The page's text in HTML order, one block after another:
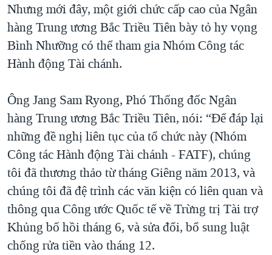
QUAN HỆ VIỆT MỸ
Nhưng mới đây, một giới chức cấp cao của Ngân
hàng Trung ương Bắc Triều Tiên bày tỏ hy vọng
Bình Nhưỡng có thể tham gia Nhóm Công tác
Hành động Tài chánh.
Ông Jang Sam Ryong, Phó Thống đốc Ngân
hàng Trung ương Bắc Triều Tiên, nói: “Để đáp lại
những đề nghị liên tục của tổ chức này (Nhóm
Công tác Hành động Tài chánh - FATF), chúng
tôi đã thương thảo từ tháng Giêng năm 2013, và
chúng tôi đã đệ trình các văn kiện có liên quan và
thông qua Công ước Quốc tế về Trừng trị Tài trợ
Khủng bố hồi tháng 6, và sửa đổi, bổ sung luật
chống rửa tiền vào tháng 12.